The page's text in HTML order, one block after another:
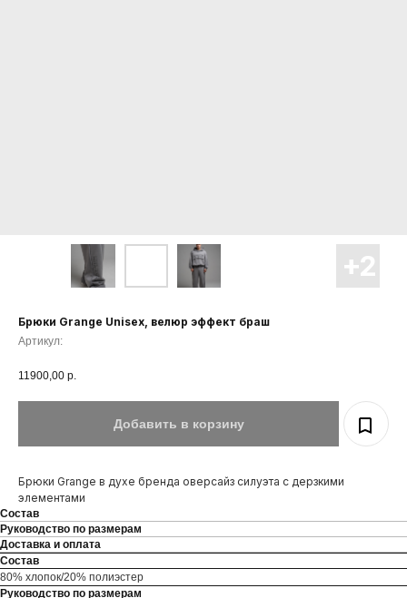
Брюки Grange Unisex, велюр эффект браш
Артикул:
11900,00 р.
Добавить в корзину
Брюки Grange в духе бренда оверсайз силуэта с дерзкими
элементами
Состав
Руководство по размерам
Доставка и оплата
Состав
80% хлопок/20% полиэстер
Руководство по размерам